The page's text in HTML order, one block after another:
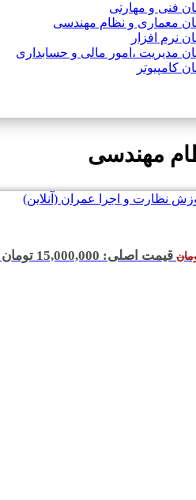
فنی و مهارتی
معماری و نظام مهندسی
نرم افزار
مدیریت ،امور مالی و حسابداری
کامپیوتر
مهندسی
قیمت اصلی: 15,000,000 تومان بود.